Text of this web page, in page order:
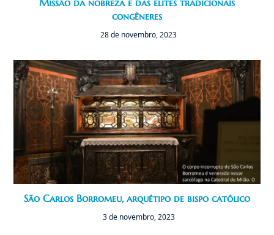
Missão da nobreza e das elites tradicionais
congêneres
28 de novembro, 2023
São Carlos Borromeu, arquétipo de bispo católico
3 de novembro, 2023